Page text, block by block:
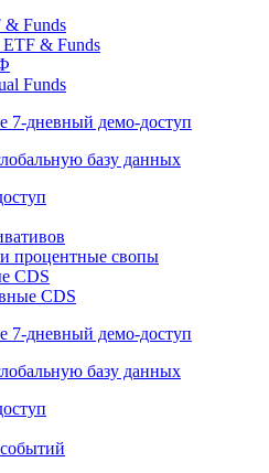
базу данных
& Funds
Funds
7-дневный
базу данных
процентные свопы
CDS
7-дневный
базу данных